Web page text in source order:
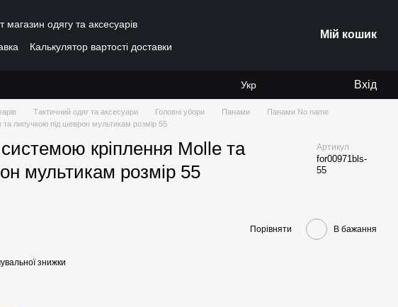
одягу та аксесуарів
Калькулятор вартості доставки
Мій кошик
Укр Вхід
Тактичний одяг та аксесуари Головні убори Панами
Панами No name
липучкою під шеврон мультикам розмір 55
кріплення Molle та
мультикам розмір 55
Артикул
for00971bls-
55
Порівняти В бажання
знижки